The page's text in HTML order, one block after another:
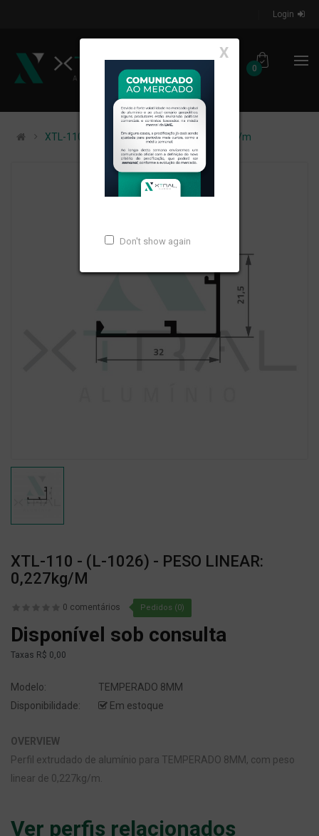
Login
0
X
Don't show again
XTL-110 - (L-1026) - PESO LINEAR: 0,227kg/m
XTL-110 - (L-1026) - PESO LINEAR:
0,227kg/m
0 comentários Pedidos (0)
Disponível sob consulta
Taxas R$ 0,00
Modelo:
TEMPERADO 8MM
Disponibilidade:
Em estoque
OVERVIEW
Perfil extrudado de alumínio para TEMPERADO 8MM, com peso
linear de 0,227kg/m.
Ver perfis relacionados